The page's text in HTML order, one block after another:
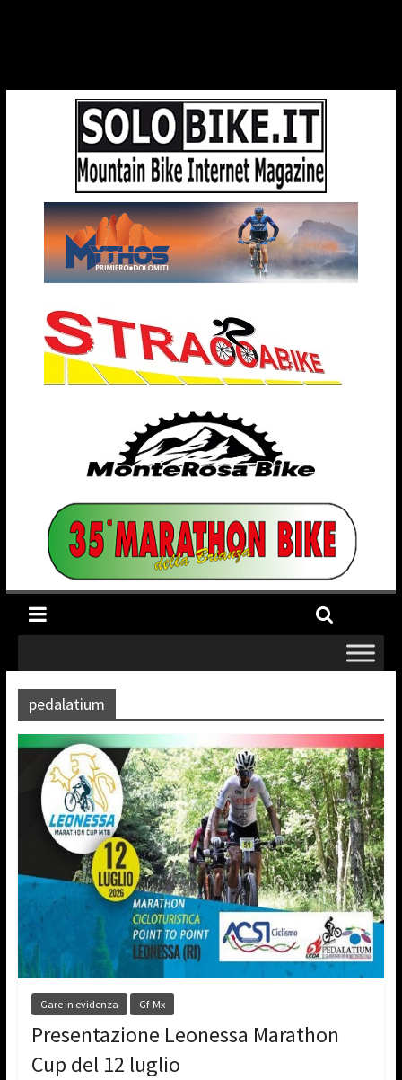
pedalatium
Gare in evidenza Gf-Mx
Presentazione Leonessa Marathon
Cup del 12 luglio